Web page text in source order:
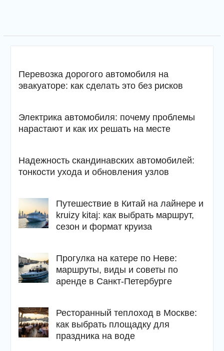
Перевозка дорогого автомобиля на
эвакуаторе: как сделать это без рисков
Электрика автомобиля: почему проблемы
нарастают и как их решать на месте
Надежность скандинавских автомобилей:
тонкости ухода и обновления узлов
Путешествие в Китай на лайнере и
kruizy kitaj: как выбрать маршрут,
сезон и формат круиза
Прогулка на катере по Неве:
маршруты, виды и советы по
аренде в Санкт-Петербурге
Ресторанный теплоход в Москве:
как выбрать площадку для
праздника на воде